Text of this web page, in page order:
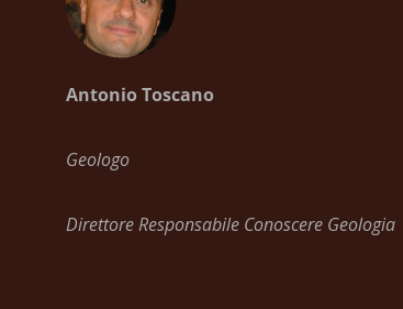
Antonio Toscano
Geologo
Direttore Responsabile Conoscere Geologia